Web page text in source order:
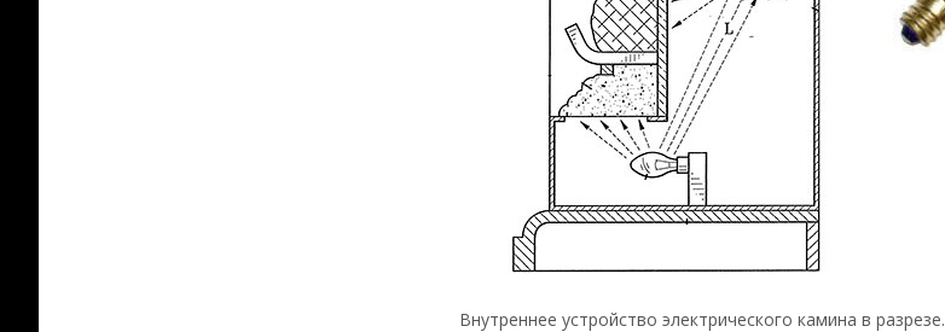
Внутреннее устройство электрического камина в разрезе.